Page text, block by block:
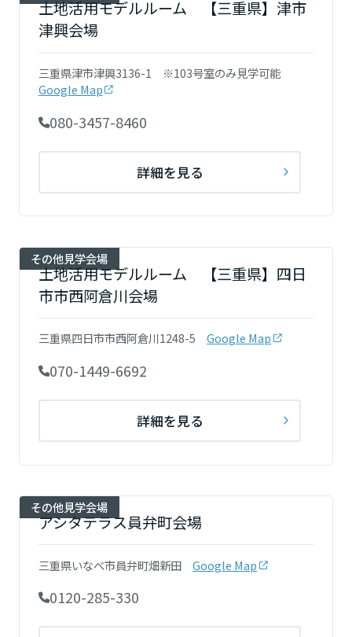
土地活用モデルルーム 【三重県】津市
津興会場
三重県津市津興3136-1 ※103号室のみ見学可能
Google Map
080-3457-8460
詳細を見る
その他見学会場
土地活用モデルルーム 【三重県】四日
市市西阿倉川会場
三重県四日市市西阿倉川1248-5 Google Map
070-1449-6692
詳細を見る
その他見学会場
アシタテラス員弁町会場
三重県いなべ市員弁町畑新田 Google Map
0120-285-330